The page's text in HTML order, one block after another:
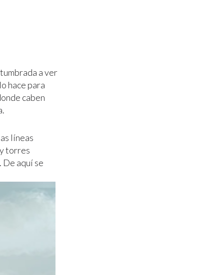
a ver
hace para
caben
líneas
torres
aquí se